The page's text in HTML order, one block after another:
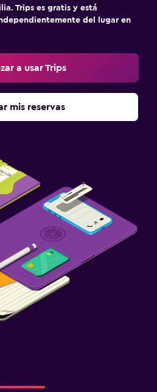
Trips es gratis y está
del lugar en
a usar Trips
mis reservas